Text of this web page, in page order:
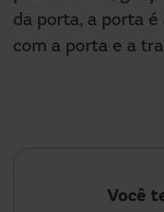
da porta, a porta
com a porta e a
Você